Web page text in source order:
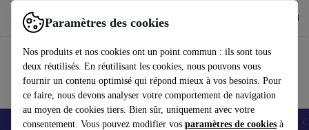
Paramètres des cookies
Nos produits et nos cookies ont un point commun : ils sont tous
deux réutilisés. En réutilisant les cookies, nous pouvons vous
fournir un contenu optimisé qui répond mieux à vos besoins. Pour
ce faire, nous devons analyser votre comportement de navigation
au moyen de cookies tiers. Bien sûr, uniquement avec votre
consentement. Vous pouvez modifier vos paramètres de cookies à
Utilisez refurbed rapidement et facilement
Smartphones Laptops Tablettes Montres connectées Accessoires